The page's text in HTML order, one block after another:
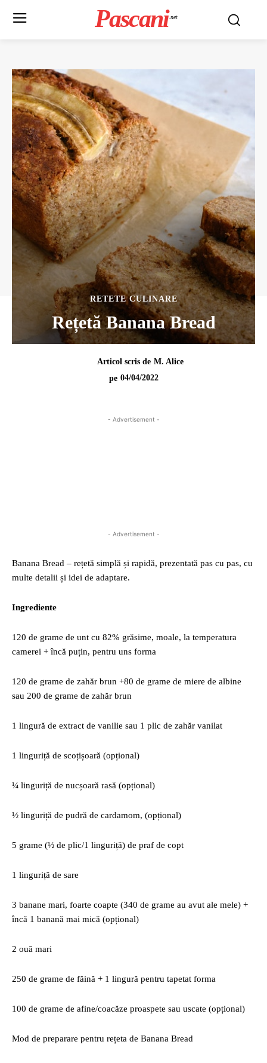
Pascani .net
RETETE CULINARE
Rețetă Banana Bread
Articol scris de M. Alice
pe 04/04/2022
- Advertisement -
- Advertisement -
Banana Bread – rețetă simplă și rapidă, prezentată pas cu pas, cu
multe detalii și idei de adaptare.
Ingrediente
120 de grame de unt cu 82% grăsime, moale, la temperatura
camerei + încă puțin, pentru uns forma
120 de grame de zahăr brun +80 de grame de miere de albine
sau 200 de grame de zahăr brun
1 lingură de extract de vanilie sau 1 plic de zahăr vanilat
1 linguriță de scoțișoară (opțional)
¼ linguriță de nucșoară rasă (opțional)
½ linguriță de pudră de cardamom, (opțional)
5 grame (½ de plic/1 linguriță) de praf de copt
1 linguriță de sare
3 banane mari, foarte coapte (340 de grame au avut ale mele) +
încă 1 banană mai mică (opțional)
2 ouă mari
250 de grame de făină + 1 lingură pentru tapetat forma
100 de grame de afine/coacăze proaspete sau uscate (opțional)
Mod de preparare pentru rețeta de Banana Bread